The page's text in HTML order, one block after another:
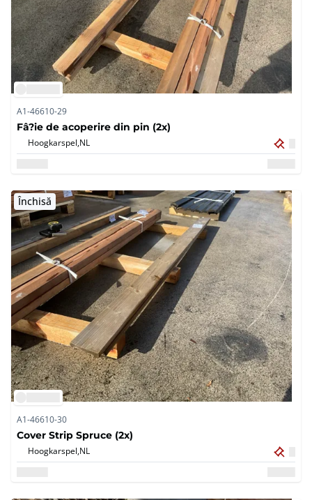
A1-46610-29
Fâ?ie de acoperire din pin (2x)
Hoogkarspel,NL
Închisă
A1-46610-30
Cover Strip Spruce (2x)
Hoogkarspel,NL